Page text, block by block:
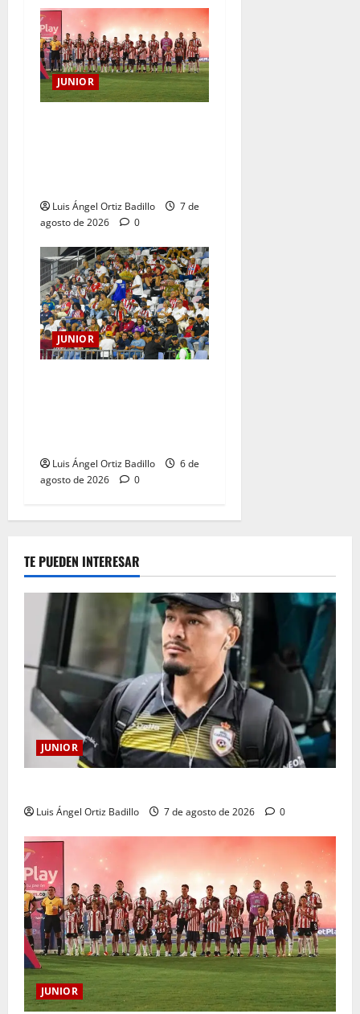
JUNIOR
Luis Ángel Ortiz Badillo
7 de
agosto de 2026
0
JUNIOR
Luis Ángel Ortiz Badillo
6 de
agosto de 2026
0
TE PUEDEN INTERESAR
JUNIOR
Luis Ángel Ortiz Badillo 7 de agosto de 2026 0
JUNIOR